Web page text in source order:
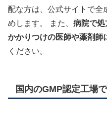
配な方は、公式サイトで全
めします。 また、 病院で処
かかりつけの医師や薬剤師
ください。
国内のGMP認定工場